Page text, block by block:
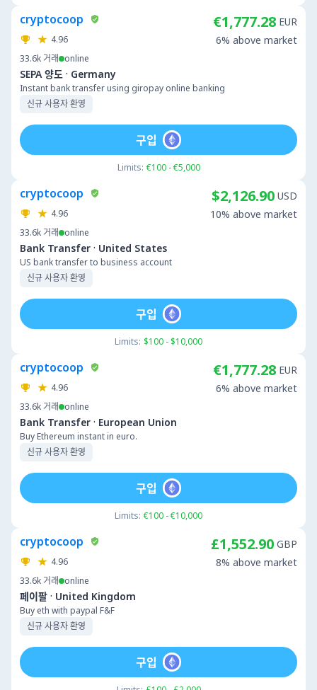
cryptocoop
4.96
33.6k 거래 online
SEPA 양도 · Germany
Instant bank transfer using giropay online banking
신규 사용자 환영
€1,777.28 EUR
6% above market
Limits: €100 - €5,000
구입
cryptocoop
4.96
33.6k 거래 online
Bank Transfer · United States
US bank transfer to business account
신규 사용자 환영
$2,126.90 USD
10% above market
Limits: $100 - $10,000
구입
cryptocoop
4.96
33.6k 거래 online
Bank Transfer · European Union
Buy Ethereum instant in euro.
신규 사용자 환영
€1,777.28 EUR
6% above market
Limits: €100 - €10,000
구입
cryptocoop
4.96
33.6k 거래 online
페이팔 · United Kingdom
Buy eth with paypal F&F
신규 사용자 환영
£1,552.90 GBP
8% above market
구입